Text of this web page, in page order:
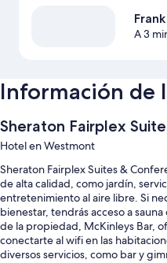
A 3
Información de
Sheraton Fairplex
Hotel en Westmont
Sheraton Fairplex Suites &
de alta calidad, como jardín,
entretenimiento al aire libre. Si
bienestar, tendrás acceso a
de la propiedad, McKinleys Bar,
conectarte al wifi en las
diversos servicios, como bar y